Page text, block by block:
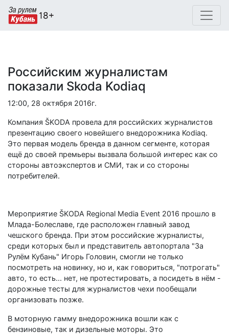
Российским журналистам
показали Skoda Kodiaq
12:00, 28 октября 2016г.
Компания ŠKODA провела для российских журналистов
презентацию своего новейшего внедорожника Kodiaq.
Это первая модель бренда в данном сегменте, которая
ещё до своей премьеры вызвала большой интерес как со
стороны автоэкспертов и СМИ, так и со стороны
потребителей.
Мероприятие ŠKODA Regional Media Event 2016 прошло в
Млада-Болеславе, где расположен главный завод
чешского бренда. При этом российские журналисты,
среди которых был и представитель автопортала "За
Рулём Кубань" Игорь Головин, смогли не только
посмотреть на новинку, но и, как говориться, "потрогать"
авто, то есть... нет, не протестировать, а посидеть в нём -
дорожные тесты для журналистов чехи пообещали
организовать позже.
В моторную гамму внедорожника вошли как с
бензиновые, так и дизельные моторы. Это